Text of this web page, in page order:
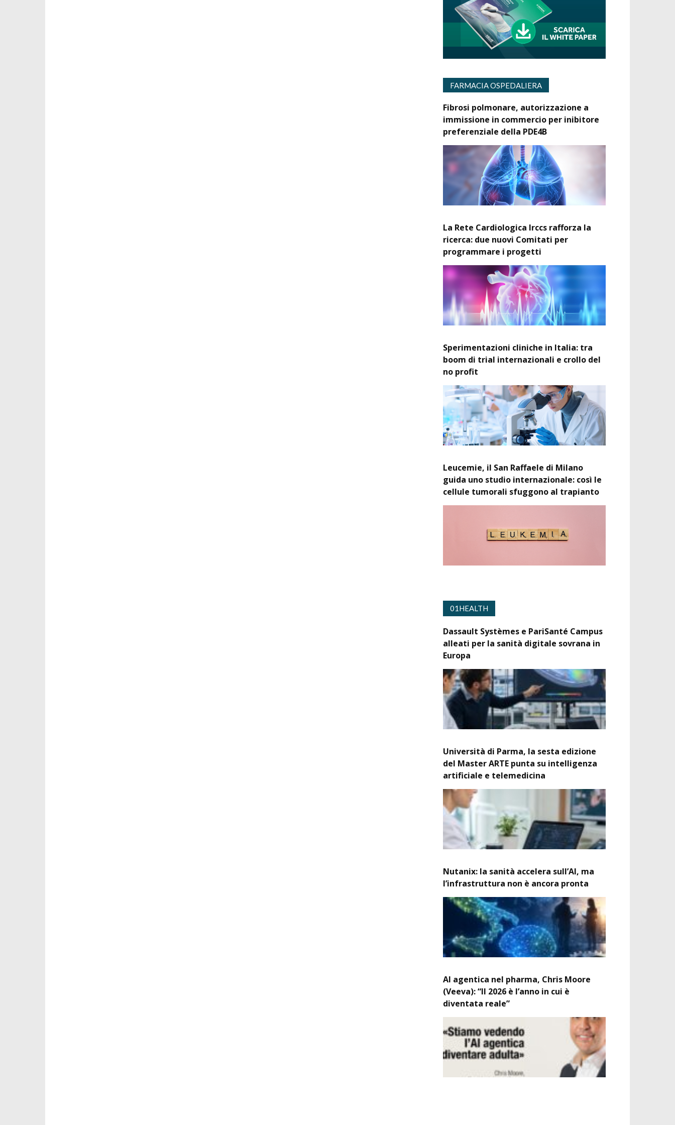
FARMACIA OSPEDALIERA
Fibrosi polmonare, autorizzazione a
immissione in commercio per inibitore
preferenziale della PDE4B
La Rete Cardiologica Irccs rafforza la
ricerca: due nuovi Comitati per
programmare i progetti
Sperimentazioni cliniche in Italia: tra
boom di trial internazionali e crollo del
no profit
Leucemie, il San Raffaele di Milano
guida uno studio internazionale: così le
cellule tumorali sfuggono al trapianto
01HEALTH
Dassault Systèmes e PariSanté Campus
alleati per la sanità digitale sovrana in
Europa
Università di Parma, la sesta edizione
del Master ARTE punta su intelligenza
artificiale e telemedicina
Nutanix: la sanità accelera sull’AI, ma
l’infrastruttura non è ancora pronta
AI agentica nel pharma, Chris Moore
(Veeva): “Il 2026 è l’anno in cui è
diventata reale”